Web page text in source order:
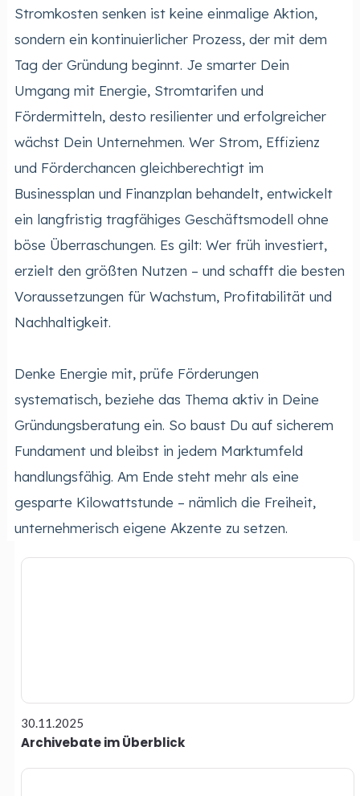
Stromkosten senken ist keine einmalige Aktion,
sondern ein kontinuierlicher Prozess, der mit dem
Tag der Gründung beginnt. Je smarter Dein
Umgang mit Energie, Stromtarifen und
Fördermitteln, desto resilienter und erfolgreicher
wächst Dein Unternehmen. Wer Strom, Effizienz
und Förderchancen gleichberechtigt im
Businessplan und Finanzplan behandelt, entwickelt
ein langfristig tragfähiges Geschäftsmodell ohne
böse Überraschungen. Es gilt: Wer früh investiert,
erzielt den größten Nutzen – und schafft die besten
Voraussetzungen für Wachstum, Profitabilität und
Nachhaltigkeit.
Denke Energie mit, prüfe Förderungen
systematisch, beziehe das Thema aktiv in Deine
Gründungsberatung ein. So baust Du auf sicherem
Fundament und bleibst in jedem Marktumfeld
handlungsfähig. Am Ende steht mehr als eine
gesparte Kilowattstunde – nämlich die Freiheit,
unternehmerisch eigene Akzente zu setzen.
30.11.2025
Archivebate im Überblick